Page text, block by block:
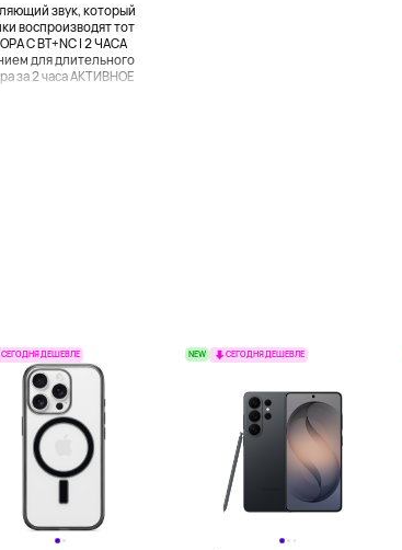
звук, который
воспроизводят тот
С BT+NC | 2 ЧАСА
для длительного
за 2 часа АКТИВНОЕ
СЕГОДНЯ ДЕШЕВЛЕ NEW СЕГОДНЯ ДЕШЕВЛЕ